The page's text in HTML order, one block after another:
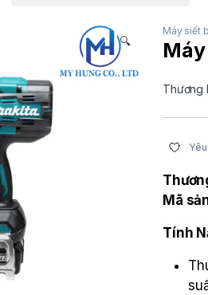
🔍
Máy siết
Thương
Mã
Tính